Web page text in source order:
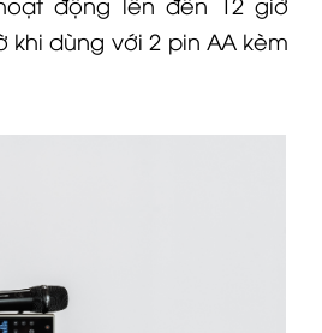
khi dùng với 2 pin AA kèm